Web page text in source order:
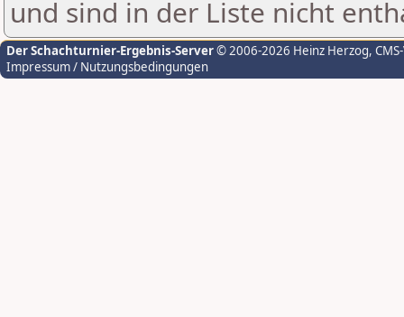
und sind in der Liste nicht
Der Schachturnier-Ergebnis-Server© 2006-2026 Heinz Herzog,
Impressum / Nutzungsbedingungen